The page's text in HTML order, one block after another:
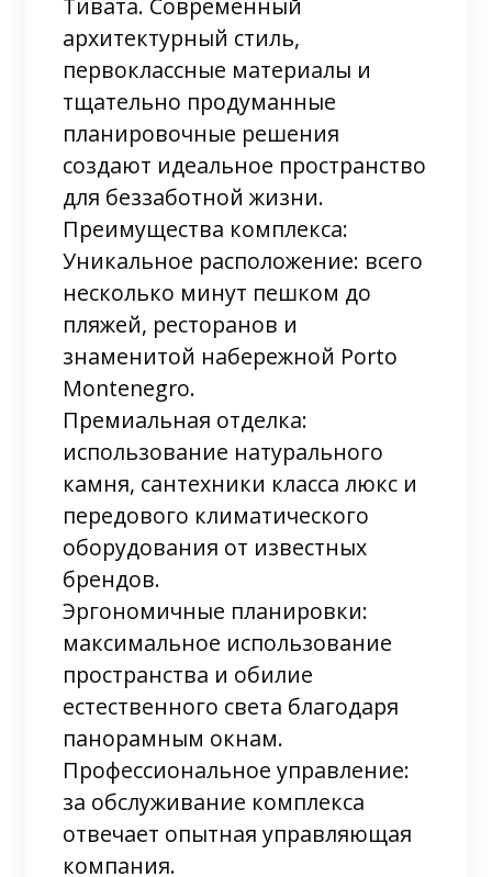
архитектурный стиль,
первоклассные материалы и
тщательно продуманные
планировочные решения
создают идеальное пространство
для беззаботной жизни.
Преимущества комплекса:
Уникальное расположение: всего
несколько минут пешком до
пляжей, ресторанов и
знаменитой набережной Porto
Montenegro.
Премиальная отделка:
использование натурального
камня, сантехники класса люкс и
передового климатического
оборудования от известных
брендов.
Эргономичные планировки:
максимальное использование
пространства и обилие
естественного света благодаря
панорамным окнам.
Профессиональное управление:
за обслуживание комплекса
отвечает опытная управляющая
компания.